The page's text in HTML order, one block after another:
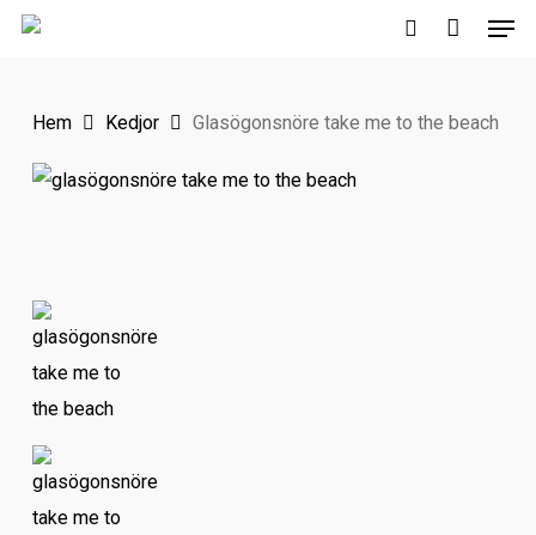
Skip
content
Hem Kedjor Glasögonsnöre take me to the beach